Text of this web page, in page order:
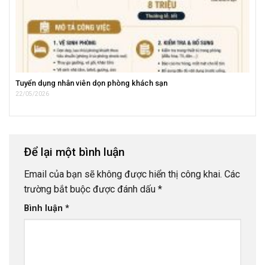
Tuyển dụng nhân viên dọn phòng khách sạn
22/05/2026
Để lại một bình luận
Email của bạn sẽ không được hiển thị công khai. Các
trường bắt buộc được đánh dấu *
Bình luận *